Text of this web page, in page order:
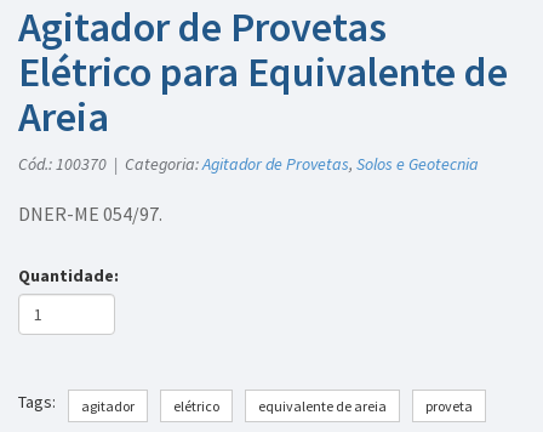
Agitador de Provetas
Elétrico para Equivalente de
Areia
Cód.: 100370 | Categoria:Agitador de Provetas, Solos e Geotecnia
DNER-ME 054/97.
Quantidade:
Tags: agitador elétrico equivalente de areia proveta